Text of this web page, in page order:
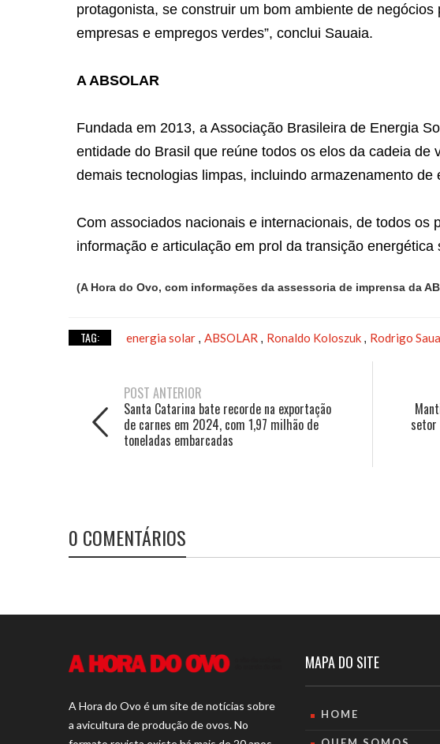
protagonista, se construir um bom ambiente de
empresas e empregos verdes”, conclui Sauaia.
A ABSOLAR
Fundada em 2013, a Associação Brasileira de Energia
entidade do Brasil que reúne todos os elos da cadeia de
demais tecnologias limpas, incluindo armazenamento
Com associados nacionais e internacionais, de todos os
informação e articulação em prol da transição energética
(A Hora do Ovo, com informações da assessoria de imprensa da
TAG: energia solar , ABSOLAR , Ronaldo Koloszuk , Rodrigo
POST ANTERIOR
Santa Catarina bate recorde na exportação
de carnes em 2024, com 1,97 milhão de
toneladas embarcadas
setor
0 COMENTÁRIOS
A Hora do Ovo é um site de notícias sobre
a avicultura de produção de ovos. No
MAPA DO SITE
HOME